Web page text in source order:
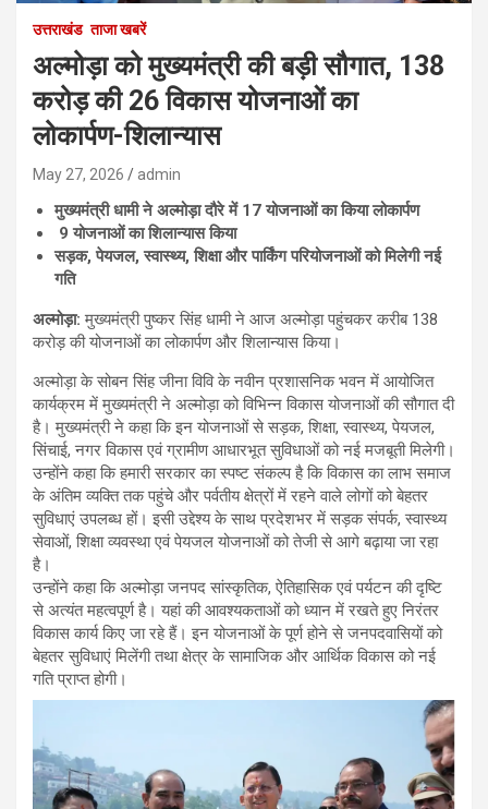
उत्तराखंड ताजा खबरें
अल्मोड़ा को मुख्यमंत्री की बड़ी सौगात, 138
करोड़ की 26 विकास योजनाओं का
लोकार्पण-शिलान्यास
May 27, 2026 admin
मुख्यमंत्री धामी ने अल्मोड़ा दौरे में 17 योजनाओं का किया लोकार्पण
9 योजनाओं का शिलान्यास किया
सड़क, पेयजल, स्वास्थ्य, शिक्षा और पार्किंग परियोजनाओं को मिलेगी नई
गति
अल्मोड़ा: मुख्यमंत्री पुष्कर सिंह धामी ने आज अल्मोड़ा पहुंचकर करीब 138
करोड़ की योजनाओं का लोकार्पण और शिलान्यास किया।
अल्मोड़ा के सोबन सिंह जीना विवि के नवीन प्रशासनिक भवन में आयोजित
कार्यक्रम में मुख्यमंत्री ने अल्मोड़ा को विभिन्न विकास योजनाओं की सौगात दी
है। मुख्यमंत्री ने कहा कि इन योजनाओं से सड़क, शिक्षा, स्वास्थ्य, पेयजल,
सिंचाई, नगर विकास एवं ग्रामीण आधारभूत सुविधाओं को नई मजबूती मिलेगी।
उन्होंने कहा कि हमारी सरकार का स्पष्ट संकल्प है कि विकास का लाभ समाज
के अंतिम व्यक्ति तक पहुंचे और पर्वतीय क्षेत्रों में रहने वाले लोगों को बेहतर
सुविधाएं उपलब्ध हों। इसी उद्देश्य के साथ प्रदेशभर में सड़क संपर्क, स्वास्थ्य
सेवाओं, शिक्षा व्यवस्था एवं पेयजल योजनाओं को तेजी से आगे बढ़ाया जा रहा
है।
उन्होंने कहा कि अल्मोड़ा जनपद सांस्कृतिक, ऐतिहासिक एवं पर्यटन की दृष्टि
से अत्यंत महत्वपूर्ण है। यहां की आवश्यकताओं को ध्यान में रखते हुए निरंतर
विकास कार्य किए जा रहे हैं। इन योजनाओं के पूर्ण होने से जनपदवासियों को
बेहतर सुविधाएं मिलेंगी तथा क्षेत्र के सामाजिक और आर्थिक विकास को नई
गति प्राप्त होगी।